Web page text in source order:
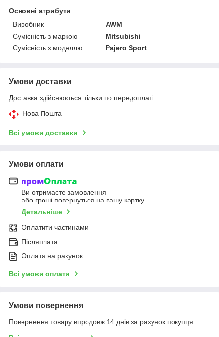
Основні атрибути
Виробник
AWM
Сумісність з маркою
Mitsubishi
Сумісність з моделлю
Pajero Sport
Умови доставки
Доставка здійснюється тільки по передоплаті.
Нова Пошта
Всі умови доставки
Умови оплати
Ви отримаєте замовлення
або гроші повернуться на вашу картку
Детальніше
Оплатити частинами
Післяплата
Оплата на рахунок
Всі умови оплати
Умови повернення
Повернення товару впродовж 14 днів за рахунок покупця